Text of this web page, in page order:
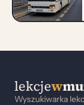
lekcjew
Wyszukiwarka